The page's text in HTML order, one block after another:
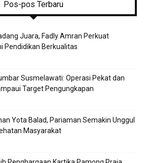
Pos-pos Terbaru
Juara, Fadly Amran Perkuat
Pendidikan Berkualitas
Susmelawati: Operasi Pekat dan
Target Pengungkapan
Yota Balad, Pariaman Semakin Unggul
Masyarakat